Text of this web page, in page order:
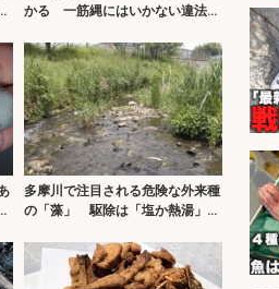
かる 一筋縄にはいかない違法駆
多摩川で注目される危険な外来種
の「藻」 駆除は「塩か熱湯」が